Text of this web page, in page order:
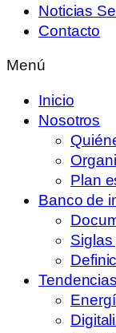
Noticias
Contacto
Menú
Inicio
Nosotros
Plan
Banco de
Siglas
Tendencias